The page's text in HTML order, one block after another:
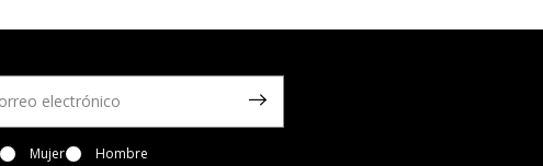
Mujer
Hombre